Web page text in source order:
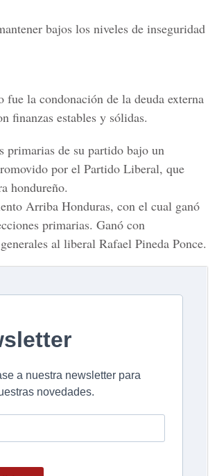
bajos los niveles de inseguridad
la condonación de la deuda externa
finanzas estables y sólidas.
primarias de su partido bajo un
por el Partido Liberal, que
hondureño.
Arriba Honduras, con el cual ganó
primarias. Ganó con
al liberal Rafael Pineda Ponce.